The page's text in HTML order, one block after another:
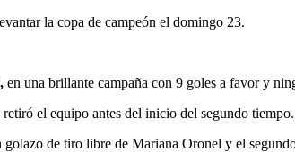
la copa de campeón el domingo 23.
en una brillante campaña con 9 goles a favor y
el equipo antes del inicio del segundo tiempo.
de tiro libre de Mariana Oronel y el